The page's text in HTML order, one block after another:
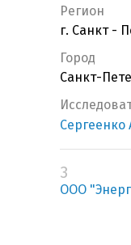
Регион
г. Санкт -
Город
Санкт-
Сергеенко
3
ООО